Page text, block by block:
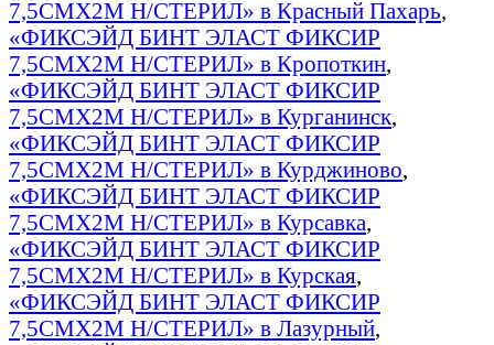
7,5СМX2М Н/СТЕРИЛ» в Красный Пахарь,
«ФИКСЭЙД БИНТ ЭЛАСТ ФИКСИР
7,5СМX2М Н/СТЕРИЛ» в Кропоткин,
«ФИКСЭЙД БИНТ ЭЛАСТ ФИКСИР
7,5СМX2М Н/СТЕРИЛ» в Курганинск,
«ФИКСЭЙД БИНТ ЭЛАСТ ФИКСИР
7,5СМX2М Н/СТЕРИЛ» в Курджиново,
«ФИКСЭЙД БИНТ ЭЛАСТ ФИКСИР
7,5СМX2М Н/СТЕРИЛ» в Курсавка,
«ФИКСЭЙД БИНТ ЭЛАСТ ФИКСИР
7,5СМX2М Н/СТЕРИЛ» в Курская,
«ФИКСЭЙД БИНТ ЭЛАСТ ФИКСИР
7,5СМX2М Н/СТЕРИЛ» в Лазурный,